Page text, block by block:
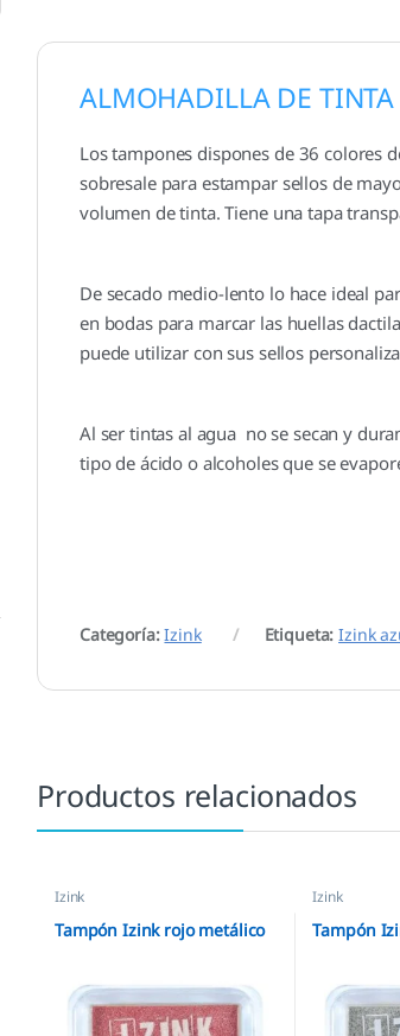
ALMOHADILLA DE
Los tampones dispones de 36 colores
sobresale para estampar sellos de
volumen de tinta. Tiene una tapa
De secado medio-lento lo hace ideal
en bodas para marcar las huellas
puede utilizar con sus sellos
Al ser tintas al agua no se secan y
tipo de ácido o alcoholes que se
Categoría:Izink Etiqueta:Izink
Productos relacionados
Izink
Tampón Izink rojo metálico
Izink
Tampón